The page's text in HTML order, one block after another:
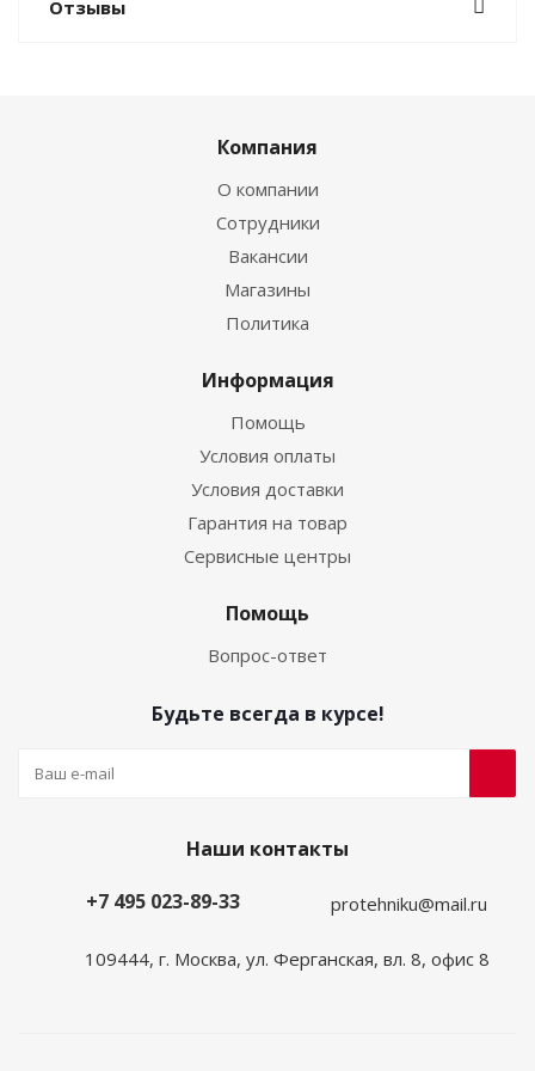
Отзывы
Компания
О компании
Сотрудники
Вакансии
Магазины
Политика
Информация
Помощь
Условия оплаты
Условия доставки
Гарантия на товар
Сервисные центры
Помощь
Вопрос-ответ
Будьте всегда в курсе!
Наши контакты
+7 495 023-89-33
protehniku@mail.ru
109444, г. Москва, ул. Ферганская, вл. 8, офис 8